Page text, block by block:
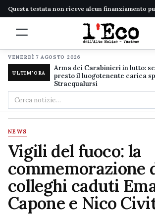
Questa testata non riceve alcun finanziamento
VENERDÌ 7 AGOSTO 2026
ULTIM'ORA
Arma dei Carabinieri in lutto:
presto il luogotenente carica
Stracqualursi
Cerca
nel
sito
NEWS
Vigili del fuoco: la
commemorazione
colleghi caduti
Capone e Nico